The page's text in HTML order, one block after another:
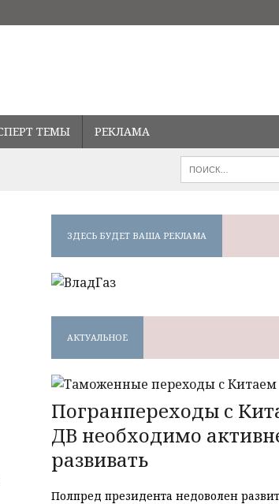
ТЕМЫ РЕКЛАМА
ЗДЕСЬ БУДЕТ ВАША РЕКЛАМА
АКТУАЛЬНОЕ
Погранпереходы с
ДВ необходимо
развивать
Полпред президента недоволен